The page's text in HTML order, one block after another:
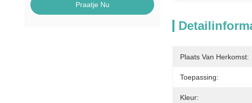
Praatje Nu
Plaats Van Herkomst:
Toepassing:
Kleur: